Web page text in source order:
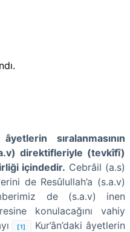
sıralanmasının
direktifleriyle (tevkîfî)
içindedir. Cebrâil (a.s)
de Resûlullah’a (s.a.v)
de (s.a.v) inen
konulacağını vahiy
[1]
Kur’ân’daki âyetlerin